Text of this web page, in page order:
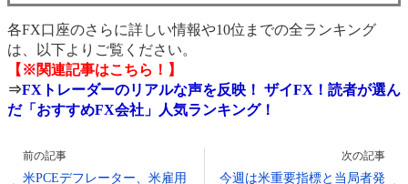
各FX口座のさらに詳しい情報や10位までの全ランキング
は、以下よりご覧ください。
【※関連記事はこちら！】
⇒FXトレーダーのリアルな声を反映！ ザイFX！読者が選ん
だ「おすすめFX会社」人気ランキング！
前の記事
米PCEデフレーター、米雇用
次の記事
今週は米重要指標と当局者発